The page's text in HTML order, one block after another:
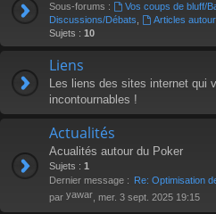
Sous-forums : Vos coups de bluff/
Discussions/Débats
Articles
Sujets : 10
Liens
Les liens des sites internet qui
incontournables !
Actualités
Acualités autour du Poker
Sujets : 1
Dernier message : Re: Optimisation
par yawar , mer. 3 sept. 2025 19:15